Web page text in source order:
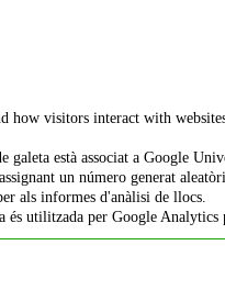
how visitors interact with
galeta està associat a Google
un número generat
als informes d'anàlisi de llocs.
és utilitzada per Google Analytics